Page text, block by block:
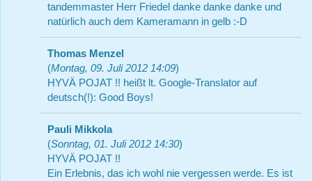
tandemmaster Herr Friedel danke danke danke und
natürlich auch dem Kameramann in gelb :-D
Thomas Menzel
(Montag, 09. Juli 2012 14:09)
HYVÄ POJAT !! heißt lt. Google-Translator auf
deutsch(!): Good Boys!
Pauli Mikkola
(Sonntag, 01. Juli 2012 14:30)
HYVÄ POJAT !!
Ein Erlebnis, das ich wohl nie vergessen werde. Es ist